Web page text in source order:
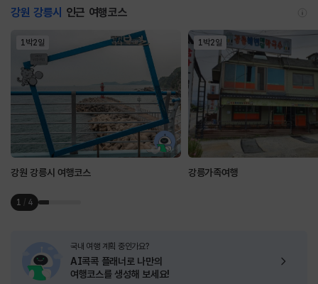
강원 강릉시 인근 여행코스
1박2일
강원 강릉시 여행코스
1박2일
강릉가족여행
1 / 4
국내 여행 계획 중인가요?
AI콕콕 플래너로 나만의
여행코스를 생성해 보세요!